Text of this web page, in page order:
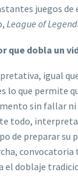
juegos de
League of
que dobla un
igual
lo que permite
sin fallar ni
todo,
de preparar su
convocatoria
el doblaje